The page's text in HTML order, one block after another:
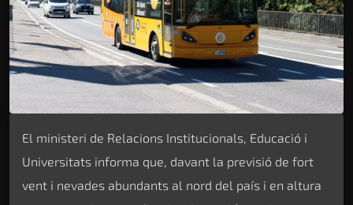
El ministeri de Relacions Institucionals, Educació i
Universitats informa que, davant la previsió de fort
vent i nevades abundants al nord del país i en altura